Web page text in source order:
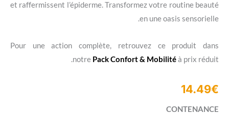
et raffermissent l’épiderme. Transformez votre
en une
Pour une action complète, retrouvez ce
notrePack Confort & Mobilité